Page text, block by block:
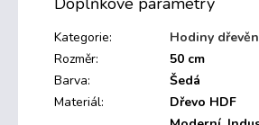
Kategorie:
Hodiny
Rozměr:
50 cm
Barva:
Šedá
Materiál:
Dřevo HDF